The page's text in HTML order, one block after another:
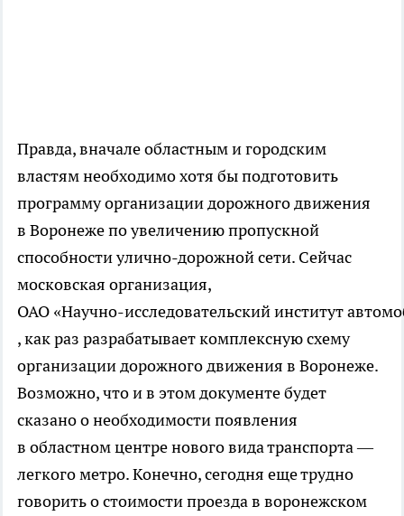
Правда, вначале областным и городским
властям необходимо хотя бы подготовить
программу организации дорожного движения
в Воронеже по увеличению пропускной
способностиулично-дорожнойсети. Сейчас
московская организация,
ОАО «Научно-исследовательский институт
, как раз разрабатывает комплексную схему
организации дорожного движения в Воронеже.
Возможно, что и в этом документе будет
сказано о необходимости появления
в областном центре нового вида транспорта —
легкого метро. Конечно, сегодня еще трудно
говорить о стоимости проезда в воронежском